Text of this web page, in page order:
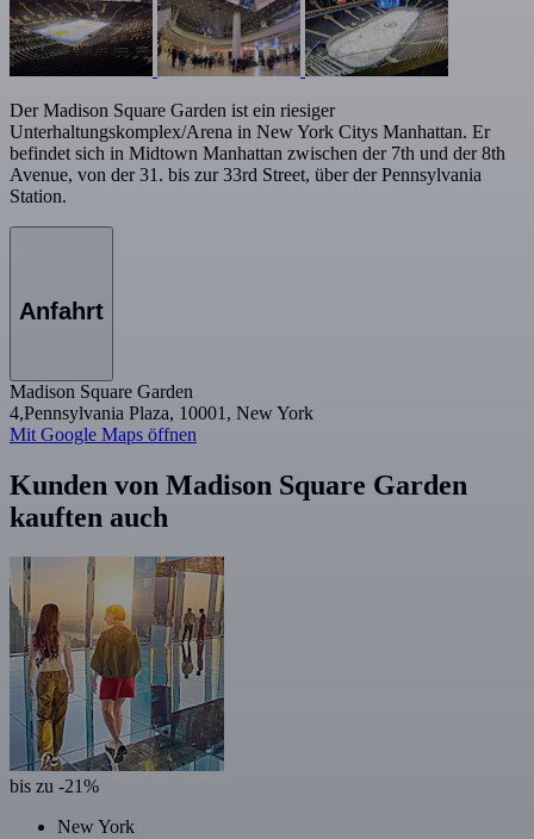
Der Madison Square Garden ist ein riesiger
Unterhaltungskomplex/Arena in New York Citys Manhattan. Er
befindet sich in Midtown Manhattan zwischen der 7th und der 8th
Avenue, von der 31. bis zur 33rd Street, über der Pennsylvania
Station.
Anfahrt
Madison Square Garden
4,Pennsylvania Plaza, 10001, New York
Mit Google Maps öffnen
Kunden von Madison Square Garden
kauften auch
bis zu -21%
New York